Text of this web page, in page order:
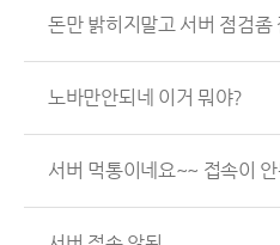
돈만 밝히지말고 서버 점검
노바만안되네 이거 뭐야?
서버 먹통이네요~~ 접속이